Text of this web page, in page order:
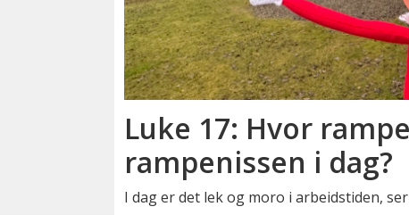
Luke 17: Hvor
rampenissen i dag?
I dag er det lek og moro i arbeidstiden,